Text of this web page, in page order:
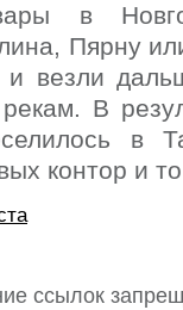
в
Пярну
и везли
В
в
контор и
ссылок